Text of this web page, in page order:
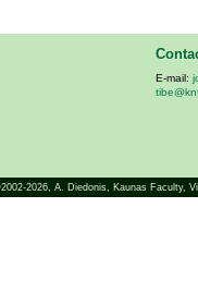
E-mail:
2026, A. Diedonis, Kaunas Faculty,